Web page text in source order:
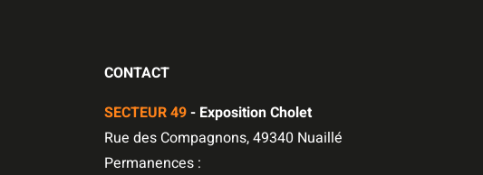
CONTACT
SECTEUR 49- Exposition Cholet
Rue des Compagnons, 49340 Nuaillé
Permanences :